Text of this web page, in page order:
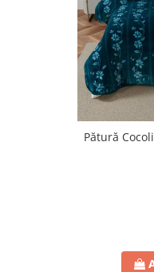
Pătură